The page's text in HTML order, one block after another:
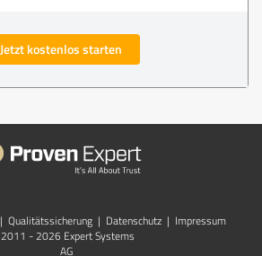
Jetzt kostenlos starten
| Qualitätssicherung | Datenschutz | Impressum
2011 - 2026 Expert Systems
AG